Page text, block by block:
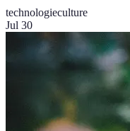
technologieculture
Jul 30